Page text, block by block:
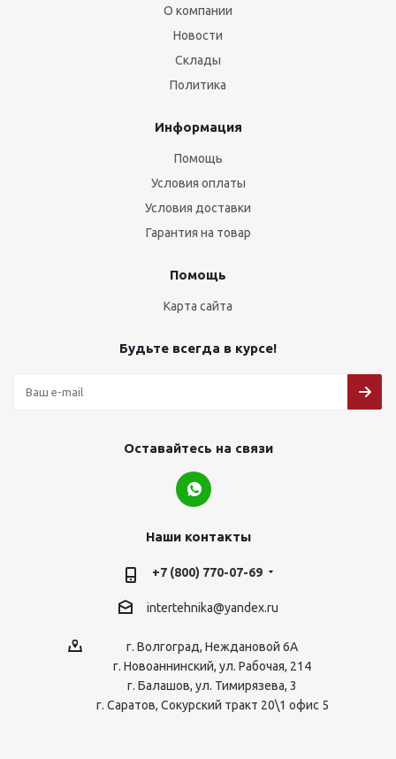
О компании
Новости
Склады
Политика
Информация
Помощь
Условия оплаты
Условия доставки
Гарантия на товар
Помощь
Карта сайта
Будьте всегда в курсе!
Оставайтесь на связи
Наши контакты
+7 (800) 770-07-69
intertehnika@yandex.ru
г. Волгоград, Неждановой 6А
г. Новоаннинский, ул. Рабочая, 214
г. Балашов, ул. Тимирязева, 3
г. Саратов, Сокурский тракт 20\1 офис 5